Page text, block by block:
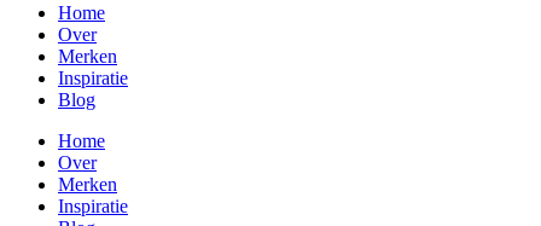
Home
Over
Merken
Inspiratie
Blog
Home
Over
Merken
Inspiratie